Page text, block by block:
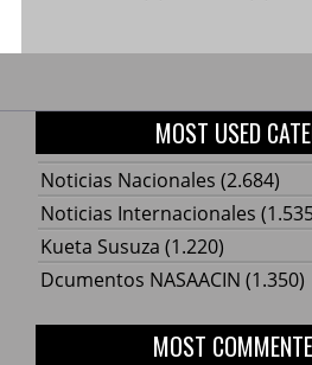
MOST USED
Noticias Nacionales (2.684)
Noticias Internacionales
Kueta Susuza (1.220)
Dcumentos NASAACIN (1.350)
MOST